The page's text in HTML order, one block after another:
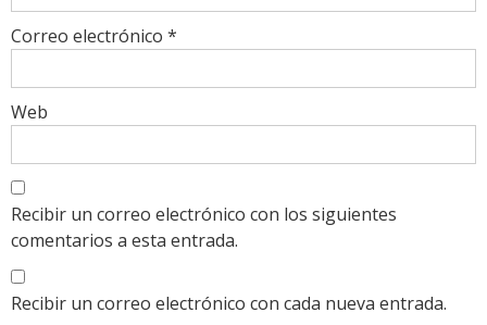
Correo electrónico *
Web
Recibir un correo electrónico con los siguientes
comentarios a esta entrada.
Recibir un correo electrónico con cada nueva entrada.